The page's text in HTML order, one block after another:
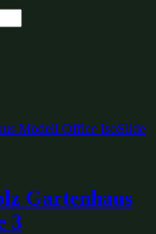
Gartenhaus
3